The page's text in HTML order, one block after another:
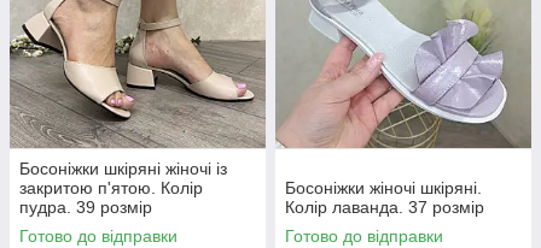
Босоніжки шкіряні жіночі із
закритою п'ятою. Колір
пудра. 39 розмір
Готово до відправки
Босоніжки жіночі шкіряні.
Колір лаванда. 37 розмір
Готово до відправки